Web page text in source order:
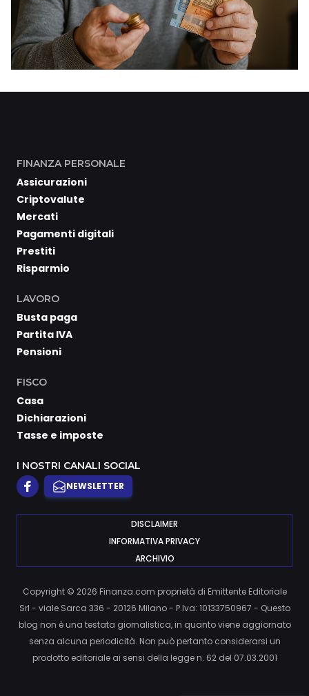
FINANZA PERSONALE
Assicurazioni
Criptovalute
Mercati
Pagamenti digitali
Prestiti
Risparmio
LAVORO
Busta paga
Partita IVA
Pensioni
FISCO
Casa
Dichiarazioni
Tasse e imposte
I NOSTRI CANALI SOCIAL
NEWSLETTER
DISCLAIMER
INFORMATIVA PRIVACY
ARCHIVIO
Copyright © 2026 Finanza.com proprietà di Emittente Editoriale
Srl - viale Sarca 336 - 20126 Milano - P.Iva: 10133750967 - Questo
blog non è una testata giornalistica, in quanto viene aggiornato
senza alcuna periodicità. Non può pertanto considerarsi un
prodotto editoriale ai sensi della legge n. 62 del 07.03.2001